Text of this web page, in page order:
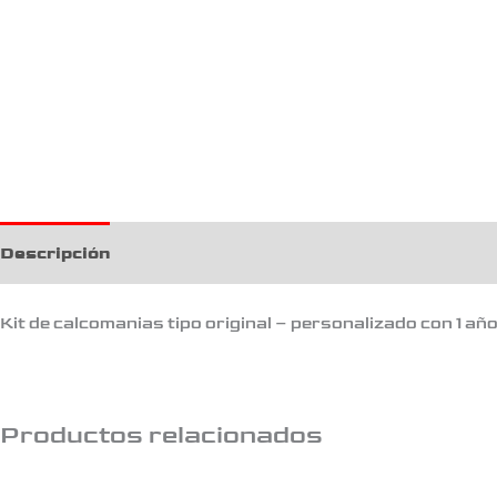
Descripción
Kit de calcomanias tipo original – personalizado con 1
Productos relacionados